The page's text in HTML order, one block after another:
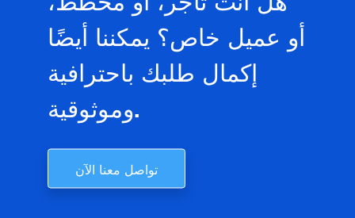
أو عميل خاص؟ يمكننا أيضًا
إكمال طلبك باحترافية
وموثوقية.
تواصل معنا الآن